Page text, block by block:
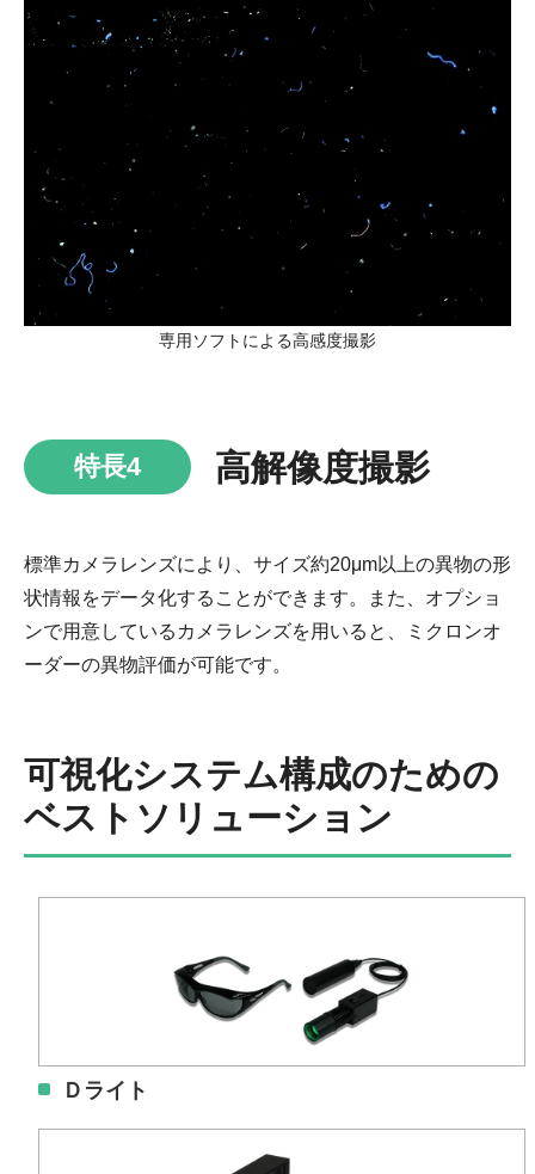
専用ソフトによる高感度撮影
特長4 高解像度撮影
標準カメラレンズにより、サイズ約20μm以上の異物の形
状情報をデータ化することができます。また、オプショ
ンで用意しているカメラレンズを用いると、ミクロンオ
ーダーの異物評価が可能です。
可視化システム構成のための
ベストソリューション
Ｄライト